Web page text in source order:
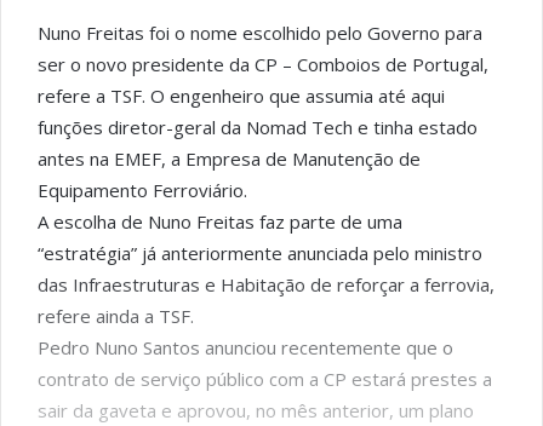
Nuno Freitas foi o nome escolhido pelo Governo para
ser o novo presidente da CP – Comboios de Portugal,
refere a TSF. O engenheiro que assumia até aqui
funções diretor-geral da Nomad Tech e tinha estado
antes na EMEF, a Empresa de Manutenção de
Equipamento Ferroviário.
A escolha de Nuno Freitas faz parte de uma
“estratégia” já anteriormente anunciada pelo ministro
das Infraestruturas e Habitação de reforçar a ferrovia,
refere ainda a TSF.
Pedro Nuno Santos anunciou recentemente que o
contrato de serviço público com a CP estará prestes a
sair da gaveta ​​​​​​​e aprovou, no mês anterior, um plano